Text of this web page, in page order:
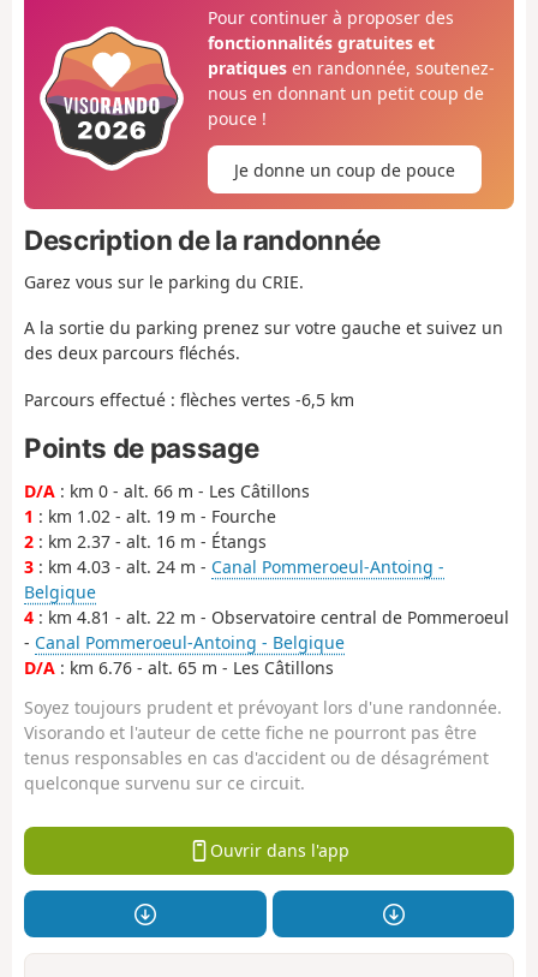
Pour continuer à proposer des
fonctionnalités gratuites et
pratiquesen randonnée, soutenez-
nous en donnant un petit coup de
pouce !
Je donne un coup de pouce
Description de la randonnée
Garez vous sur le parking du CRIE.
A la sortie du parking prenez sur votre gauche et suivez un
des deux parcours fléchés.
Parcours effectué : flèches vertes -6,5 km
Points de passage
D/A : km 0 - alt. 66 m - Les Câtillons
1 : km 1.02 - alt. 19 m - Fourche
2 : km 2.37 - alt. 16 m - Étangs
3 : km 4.03 - alt. 24 m - Canal Pommeroeul-Antoing -
Belgique
4 : km 4.81 - alt. 22 m - Observatoire central de Pommeroeul
- Canal Pommeroeul-Antoing - Belgique
D/A : km 6.76 - alt. 65 m - Les Câtillons
Soyez toujours prudent et prévoyant lors d'une randonnée.
Visorando et l'auteur de cette fiche ne pourront pas être
tenus responsables en cas d'accident ou de désagrément
quelconque survenu sur ce circuit.
Ouvrir dans l'app